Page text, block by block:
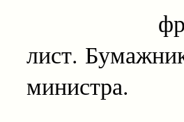
лист.
министра.